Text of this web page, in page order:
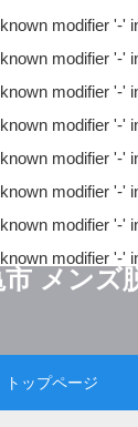
modifier '-'
modifier '-'
modifier '-'
modifier '-'
modifier '-'
modifier '-'
modifier '-'
modifier '-'
トップページ